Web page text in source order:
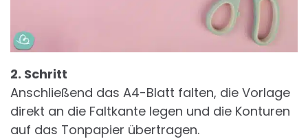
2. Schritt
Anschließend das A4-Blatt falten, die Vorlage
direkt an die Faltkante legen und die Konturen
auf das Tonpapier übertragen.